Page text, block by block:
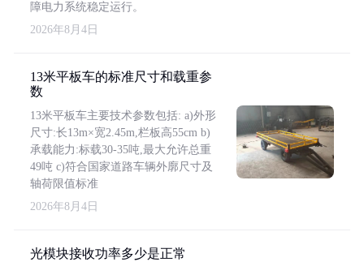
障电力系统稳定运行。
2026年8月4日
13米平板车的标准尺寸和载重参
数
13米平板车主要技术参数包括: a)外形
尺寸:长13m×宽2.45m,栏板高55cm b)
承载能力:标载30-35吨,最大允许总重
49吨 c)符合国家道路车辆外廓尺寸及
轴荷限值标准
2026年8月4日
光模块接收功率多少是正常